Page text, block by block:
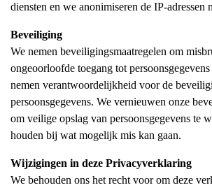
diensten en we anonimiseren de IP-adressen
Beveiliging
We nemen beveiligingsmaatregelen om
ongeoorloofde toegang tot
nemen verantwoordelijkheid voor de
persoonsgegevens. We vernieuwen onze
om veilige opslag van persoonsgegevens te
houden bij wat mogelijk mis kan gaan.
Wijzigingen in deze Privacyverklaring
We behouden ons het recht voor om deze